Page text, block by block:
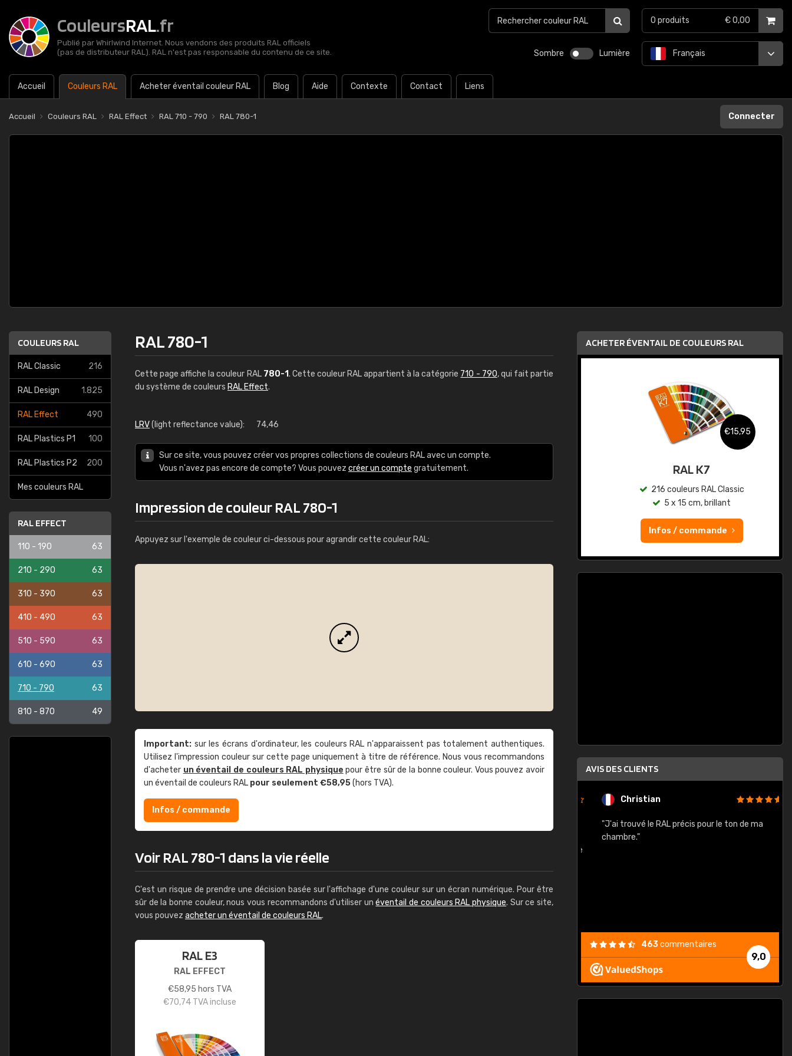
CouleursRAL.fr
Publié par Whirlwind Internet. Nous vendons des produits RAL officiels
(pas de distributeur RAL). RAL n'est pas responsable du contenu de ce site.
Sombre Lumière
Accueil Couleurs RAL Acheter éventail couleur RAL Blog Aide Contexte Contact Liens
Français
0 produits € 0,00
Accueil Couleurs RAL RAL Effect RAL 710 - 790 RAL 780-1 Connecter
COULEURS RAL
RAL Classic 216
RAL Design 1.825
RAL Effect 490
RAL Plastics P1 100
RAL Plastics P2 200
Mes couleurs RAL
RAL EFFECT
110 - 190 63
210 - 290 63
310 - 390 63
410 - 490 63
510 - 590 63
610 - 690 63
710 - 790 63
810 - 870 49
RAL 780-1
Cette page affiche la couleur RAL 780-1. Cette couleur RAL appartient à la catégorie 710 - 790, qui fait partie
du système de couleurs RAL Effect.
LRV(light reflectance value): 74,46
Sur ce site, vous pouvez créer vos propres collections de couleurs RAL avec un compte.
Vous n'avez pas encore de compte? Vous pouvez créer un compte gratuitement.
Impression de couleur RAL 780-1
Appuyez sur l'exemple de couleur ci-dessous pour agrandir cette couleur RAL:
Important: sur les écrans d'ordinateur, les couleurs RAL n'apparaissent pas totalement authentiques.
Utilisez l'impression couleur sur cette page uniquement à titre de référence. Nous vous recommandons
d'acheter un éventail de couleurs RAL physique pour être sûr de la bonne couleur. Vous pouvez avoir
un éventail de couleurs RAL pour seulement €58,95(hors TVA).
Infos / commande
Voir RAL 780-1 dans la vie réelle
C'est un risque de prendre une décision basée sur l'affichage d'une couleur sur un écran numérique. Pour être
sûr de la bonne couleur, nous vous recommandons d'utiliser unéventail de couleurs RAL physique. Sur ce site,
vous pouvez acheter un éventail de couleurs RAL.
RAL E3
RAL EFFECT
€58,95 hors TVA
€70,74 TVA incluse
ACHETER ÉVENTAIL DE COULEURS RAL
RAL K7 à base d'eau
€15,95
RAL K7
216 couleurs RAL Classic
5 x 15 cm, brillant
Infos / commande
AVIS DES CLIENTS
Christian
"J'ai trouvé le RAL précis pour le ton de ma
chambre."
9,0
463commentaires